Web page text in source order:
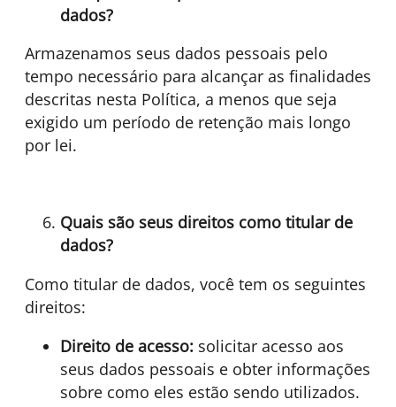
dados?
Armazenamos seus dados pessoais pelo
tempo necessário para alcançar as finalidades
descritas nesta Política, a menos que seja
exigido um período de retenção mais longo
por lei.
Quais são seus direitos como titular de
dados?
Como titular de dados, você tem os seguintes
direitos:
Direito de acesso: solicitar acesso aos
seus dados pessoais e obter informações
sobre como eles estão sendo utilizados.